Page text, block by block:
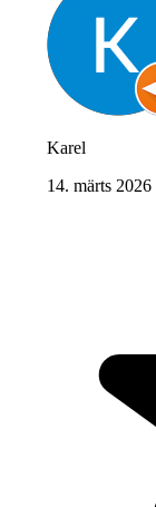
Karel
14. märts 2026